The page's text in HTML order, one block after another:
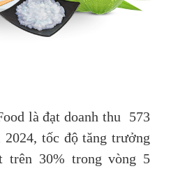
là đạt doanh thu 573
tốc độ tăng trưởng
trên 30% trong vòng 5